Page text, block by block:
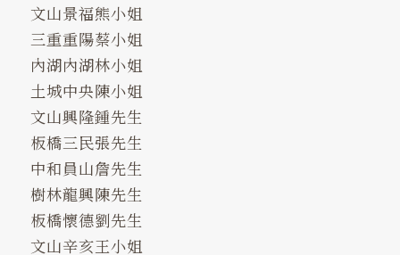
文山景福熊小姐
三重重陽蔡小姐
內湖內湖林小姐
土城中央陳小姐
文山興隆鍾先生
板橋三民張先生
中和員山詹先生
樹林龍興陳先生
板橋懷德劉先生
文山辛亥王小姐